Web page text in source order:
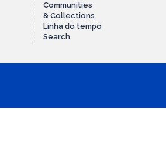
Communities
& Collections
Linha do tempo
Search